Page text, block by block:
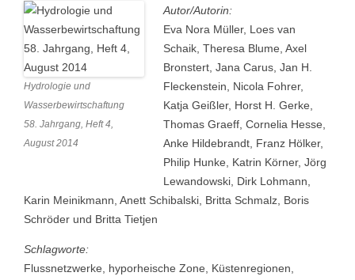
Hydrologie und
Wasserbewirtschaftung
58. Jahrgang, Heft 4,
August 2014
Autor/Autorin:
Eva Nora Müller, Loes van
Schaik, Theresa Blume, Axel
Bronstert, Jana Carus, Jan H.
Fleckenstein, Nicola Fohrer,
Katja Geißler, Horst H. Gerke,
Thomas Graeff, Cornelia Hesse,
Anke Hildebrandt, Franz Hölker,
Philip Hunke, Katrin Körner, Jörg
Lewandowski, Dirk Lohmann,
Karin Meinikmann, Anett Schibalski, Britta Schmalz, Boris
Schröder und Britta Tietjen
Schlagworte:
Flussnetzwerke, hyporheische Zone, Küstenregionen,